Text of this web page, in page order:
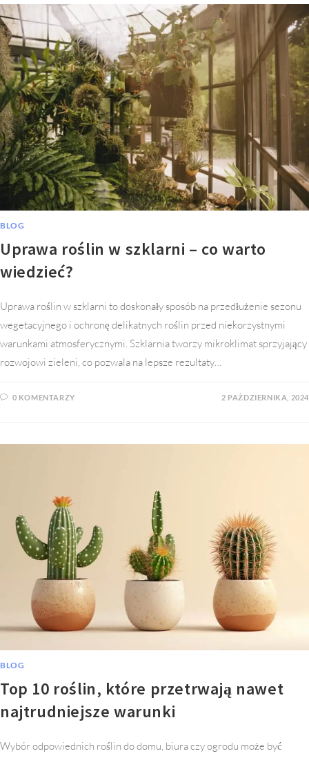
BLOG
Uprawa roślin w szklarni – co warto
wiedzieć?
Uprawa roślin w szklarni to doskonały sposób na przedłużenie sezonu
wegetacyjnego i ochronę delikatnych roślin przed niekorzystnymi
warunkami atmosferycznymi. Szklarnia tworzy mikroklimat sprzyjający
rozwojowi zieleni, co pozwala na lepsze rezultaty…
0 KOMENTARZY 2 PAŹDZIERNIKA, 2024
BLOG
Top 10 roślin, które przetrwają nawet
najtrudniejsze warunki
Wybór odpowiednich roślin do domu, biura czy ogrodu może być